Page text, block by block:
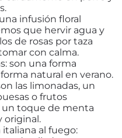
infusión floral
que hervir agua y
de rosas por taza
con calma.
son una forma
natural en verano.
las limonadas, un
o frutos
un toque de menta
original.
al fuego: